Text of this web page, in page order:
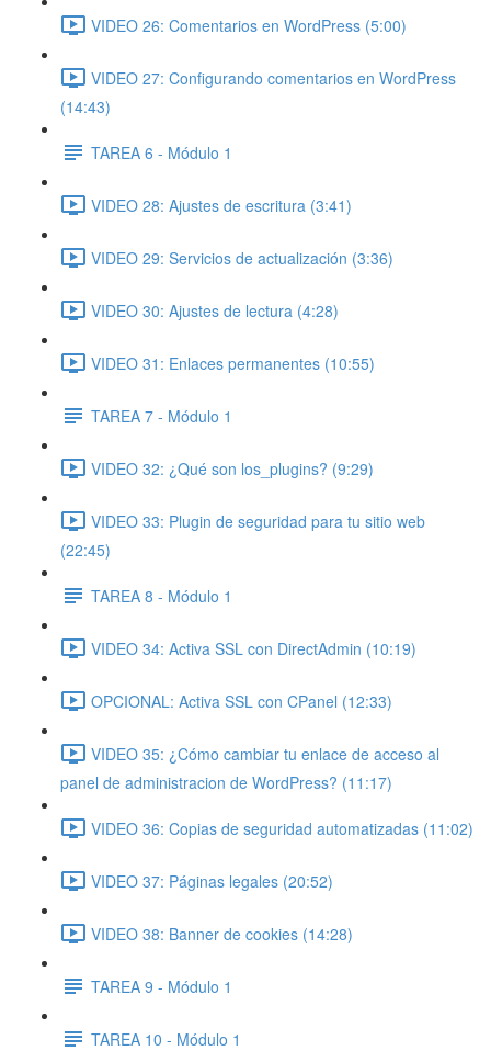
VIDEO 26: Comentarios en WordPress (5:00)
VIDEO 27: Configurando comentarios en WordPress
(14:43)
TAREA 6 - Módulo 1
VIDEO 28: Ajustes de escritura (3:41)
VIDEO 29: Servicios de actualización (3:36)
VIDEO 30: Ajustes de lectura (4:28)
VIDEO 31: Enlaces permanentes (10:55)
TAREA 7 - Módulo 1
VIDEO 32: ¿Qué son los_plugins? (9:29)
VIDEO 33: Plugin de seguridad para tu sitio web
(22:45)
TAREA 8 - Módulo 1
VIDEO 34: Activa SSL con DirectAdmin (10:19)
OPCIONAL: Activa SSL con CPanel (12:33)
VIDEO 35: ¿Cómo cambiar tu enlace de acceso al
panel de administracion de WordPress? (11:17)
VIDEO 36: Copias de seguridad automatizadas (11:02)
VIDEO 37: Páginas legales (20:52)
VIDEO 38: Banner de cookies (14:28)
TAREA 9 - Módulo 1
TAREA 10 - Módulo 1